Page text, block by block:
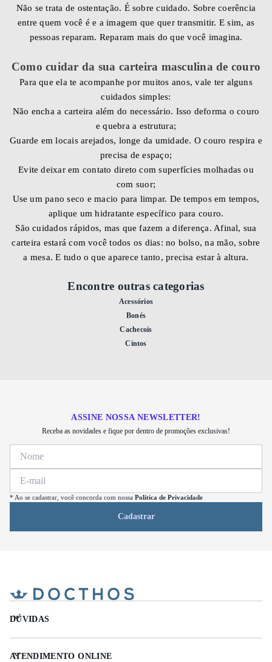
Não se trata de ostentação. É sobre cuidado. Sobre coerência
entre quem você é e a imagem que quer transmitir. E sim, as
pessoas reparam. Reparam mais do que você imagina.
Como cuidar da sua carteira masculina de couro
Para que ela te acompanhe por muitos anos, vale ter alguns
cuidados simples:
Não encha a carteira além do necessário. Isso deforma o couro
e quebra a estrutura;
Guarde em locais arejados, longe da umidade. O couro respira e
precisa de espaço;
Evite deixar em contato direto com superfícies molhadas ou
com suor;
Use um pano seco e macio para limpar. De tempos em tempos,
aplique um hidratante específico para couro.
São cuidados rápidos, mas que fazem a diferença. Afinal, sua
carteira estará com você todos os dias: no bolso, na mão, sobre
a mesa. E tudo o que aparece tanto, precisa estar à altura.
Encontre outras categorias
Acessórios
Bonés
Cachecois
Cintos
ASSINE NOSSA NEWSLETTER!
Receba as novidades e fique por dentro de promoções exclusivas!
* Ao se cadastrar, você concorda com nossa Política de Privacidade
Cadastrar
DÚVIDAS
ATENDIMENTO ONLINE